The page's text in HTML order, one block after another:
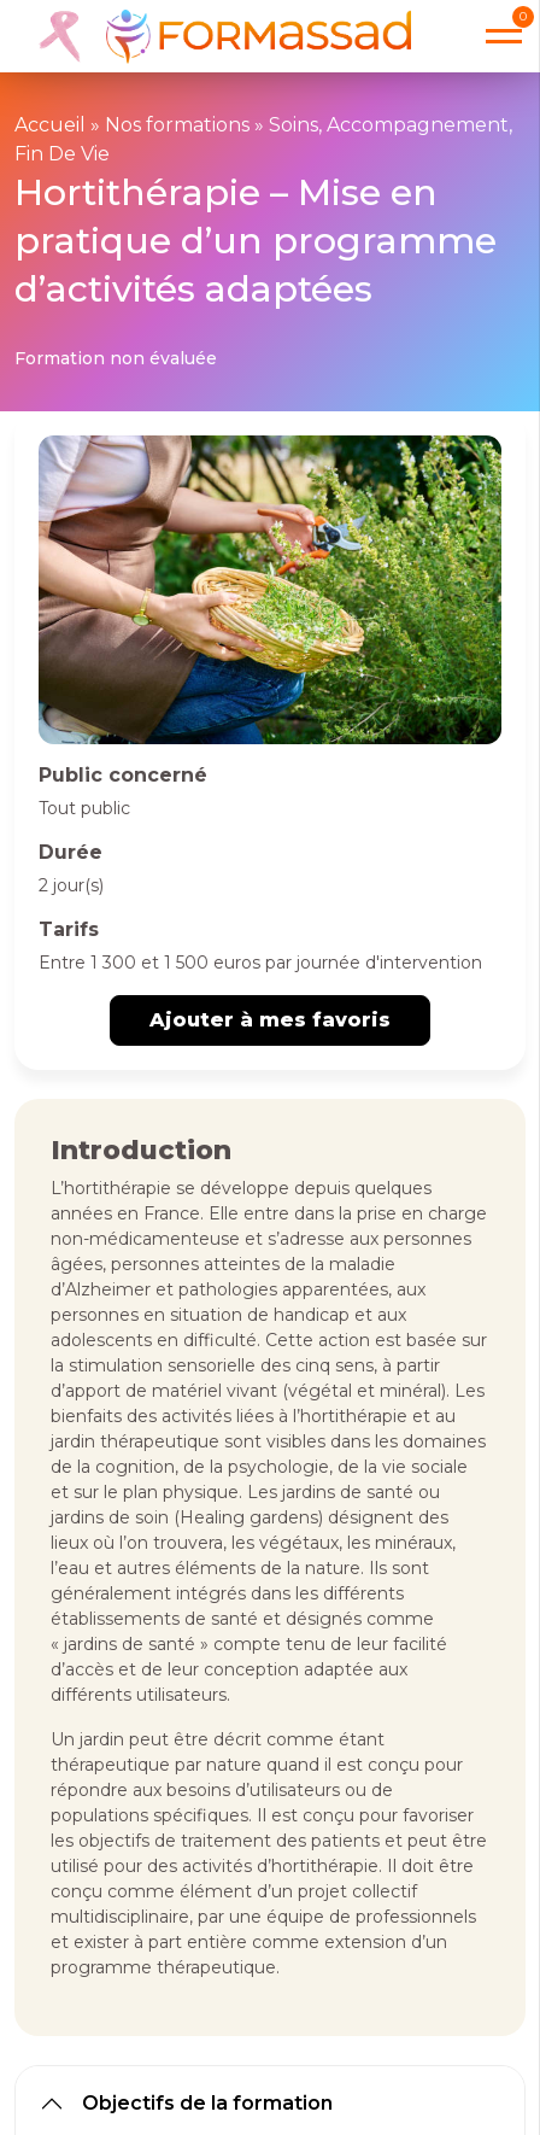
0
Accueil » Nos formations » Soins, Accompagnement,
Fin De Vie
Hortithérapie – Mise en
pratique d’un programme
d’activités adaptées
Formation non évaluée
Public concerné
Tout public
Durée
2 jour(s)
Tarifs
Entre 1 300 et 1 500 euros par journée d'intervention
Ajouter à mes favoris
Introduction
L’hortithérapie se développe depuis quelques
années en France. Elle entre dans la prise en charge
non-médicamenteuse et s’adresse aux personnes
âgées, personnes atteintes de la maladie
d’Alzheimer et pathologies apparentées, aux
personnes en situation de handicap et aux
adolescents en difficulté. Cette action est basée sur
la stimulation sensorielle des cinq sens, à partir
d’apport de matériel vivant (végétal et minéral). Les
bienfaits des activités liées à l’hortithérapie et au
jardin thérapeutique sont visibles dans les domaines
de la cognition, de la psychologie, de la vie sociale
et sur le plan physique. Les jardins de santé ou
jardins de soin (Healing gardens) désignent des
lieux où l’on trouvera, les végétaux, les minéraux,
l’eau et autres éléments de la nature. Ils sont
généralement intégrés dans les différents
établissements de santé et désignés comme
« jardins de santé » compte tenu de leur facilité
d’accès et de leur conception adaptée aux
différents utilisateurs.
Un jardin peut être décrit comme étant
thérapeutique par nature quand il est conçu pour
répondre aux besoins d’utilisateurs ou de
populations spécifiques. Il est conçu pour favoriser
les objectifs de traitement des patients et peut être
utilisé pour des activités d’hortithérapie. Il doit être
conçu comme élément d’un projet collectif
multidisciplinaire, par une équipe de professionnels
et exister à part entière comme extension d’un
programme thérapeutique.
Objectifs de la formation